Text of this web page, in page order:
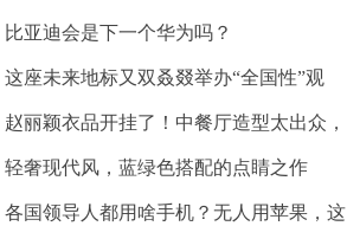
比亚迪会是下一个华为吗？
这座未来地标又双叒叕举办“全国性”观
赵丽颖衣品开挂了！中餐厅造型太出众，
轻奢现代风，蓝绿色搭配的点睛之作
各国领导人都用啥手机？无人用苹果，这